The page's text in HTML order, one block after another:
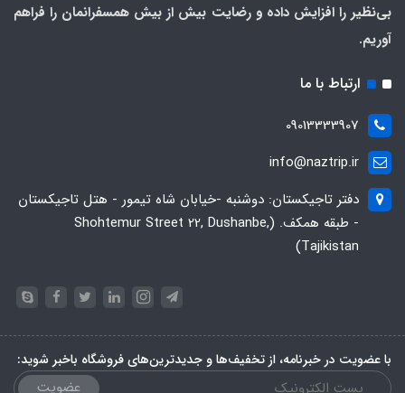
بی‌نظیر را افزایش داده و رضایت بیش از بیش همسفرانمان را فراهم
آوریم.
ارتباط با ما
09013333907
info@naztrip.ir
دفتر تاجیکستان: دوشنبه -خیابان شاه تیمور - هتل تاجیکستان
- طبقه همکف. (Shohtemur Street 22, Dushanbe,
Tajikistan)
با عضویت در خبرنامه، از تخفیف‌ها و جدیدترین‌های فروشگاه باخبر شوید:
عضویت